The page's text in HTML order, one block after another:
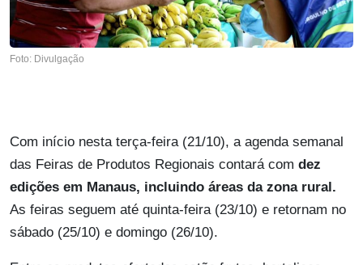
Foto: Divulgação
Com início nesta terça-feira (21/10), a agenda semanal
das Feiras de Produtos Regionais contará com dez
edições em Manaus, incluindo áreas da zona rural.
As feiras seguem até quinta-feira (23/10) e retornam no
sábado (25/10) e domingo (26/10).